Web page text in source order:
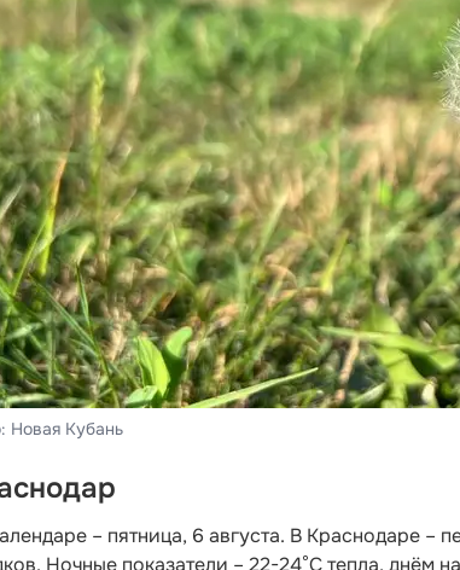
Новая Кубань
– пятница, 6 августа. В Краснодаре –
Ночные показатели – 22-24°С тепла, днём